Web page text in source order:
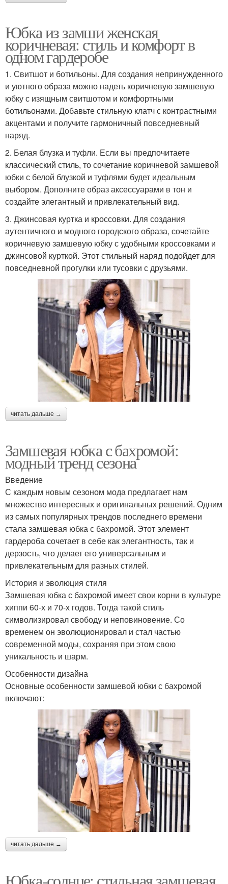
Юбка из замши женская
коричневая: стиль и комфорт в
одном гардеробе
1. Свитшот и ботильоны. Для создания непринужденного
и уютного образа можно надеть коричневую замшевую
юбку с изящным свитшотом и комфортными
ботильонами. Добавьте стильную клатч с контрастными
акцентами и получите гармоничный повседневный
наряд.
2. Белая блузка и туфли. Если вы предпочитаете
классический стиль, то сочетание коричневой замшевой
юбки с белой блузкой и туфлями будет идеальным
выбором. Дополните образ аксессуарами в тон и
создайте элегантный и привлекательный вид.
3. Джинсовая куртка и кроссовки. Для создания
аутентичного и модного городского образа, сочетайте
коричневую замшевую юбку с удобными кроссовками и
джинсовой курткой. Этот стильный наряд подойдет для
повседневной прогулки или тусовки с друзьями.
читать дальше →
Замшевая юбка с бахромой:
модный тренд сезона
Введение
С каждым новым сезоном мода предлагает нам
множество интересных и оригинальных решений. Одним
из самых популярных трендов последнего времени
стала замшевая юбка с бахромой. Этот элемент
гардероба сочетает в себе как элегантность, так и
дерзость, что делает его универсальным и
привлекательным для разных стилей.
История и эволюция стиля
Замшевая юбка с бахромой имеет свои корни в культуре
хиппи 60-х и 70-х годов. Тогда такой стиль
символизировал свободу и неповиновение. Со
временем он эволюционировал и стал частью
современной моды, сохраняя при этом свою
уникальность и шарм.
Особенности дизайна
Основные особенности замшевой юбки с бахромой
включают:
читать дальше →